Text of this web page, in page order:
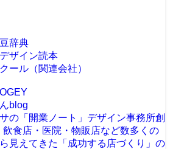
辞典
ザイン読本
ール（関連会社）
blog
の「開業ノート」 デザイン事務所創
飲食店・医院・物販店など数多くの
見えてきた「成功する店づくり」の